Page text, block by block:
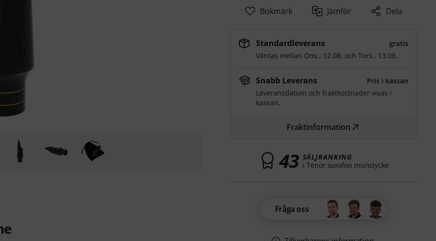
Bokmärk Jämför Dela
Standardleverans
gratis
Väntas mellan Ons., 12.08. ochTors., 13.08..
Snabb Leverans
Pris i kassan
Leveransdatum och fraktkostnader visas i
kassan.
Fraktinformation
43 SÄLJRANKING
i Tenor saxofon munstycke
Fråga oss